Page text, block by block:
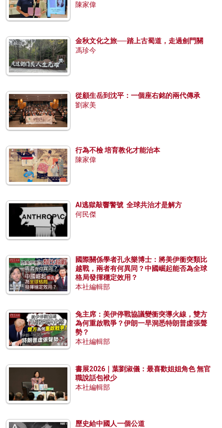
陳家偉
金秋文化之旅──踏上古蜀道，走過劍門關
馮珍今
從顧生岳到沈平：一個座右銘的兩代傳承
劉家美
行為不檢 培育教化才能治本
陳家偉
AI逃獄敲響警號 全球共治才是解方
何民傑
國際關係學者孔永樂博士：將美伊衝突類比
越戰，兩者有何異同？中國崛起能否為全球
格局發揮穩定效用？
本社編輯部
兔主席：美伊停戰協議變衝突導火線，雙方
為何重啟戰爭？伊朗一早洞悉特朗普虛張聲
勢？
本社編輯部
書展2026｜葉劉淑儀：最喜歡姐姐角色 無官
職說話包袱少
本社編輯部
歷史給中國人一個公道